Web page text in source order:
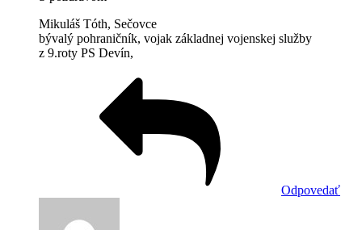
Mikuláš Tóth, Sečovce
bývalý pohraničník, vojak základnej vojenskej služby
z 9.roty PS Devín,
Odpovedať